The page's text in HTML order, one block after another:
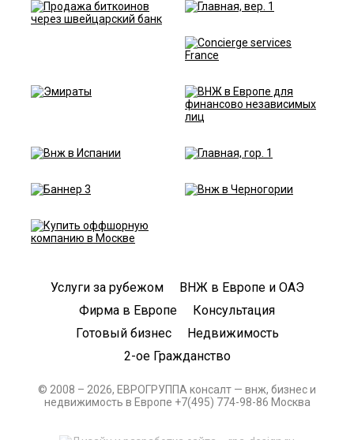
Услуги за рубежом
ВНЖ в Европе и ОАЭ
Фирма в Европе
Консультация
Готовый бизнес
Недвижимость
2-ое Гражданство
© 2008 – 2026, ЕВРОГРУППА консалт — внж, бизнес и
недвижимость в Европе +7(495) 774-98-86 Москва